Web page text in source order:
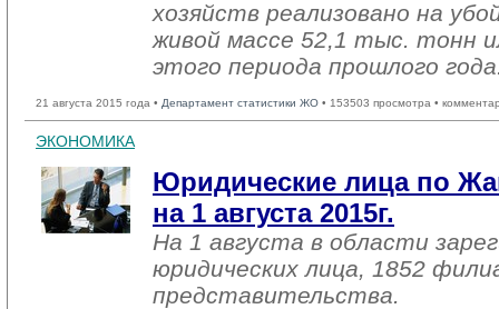
хозяйств реализовано на
живой массе 52,1 тыс. тонн
этого периода прошлого
21 августа 2015 года • Департамент статистики ЖО • 153503 просмотра •
ЭКОНОМИКА
Юридические лица по
на 1 августа 2015г.
На 1 августа в области
юридических лица, 1852
представительства.